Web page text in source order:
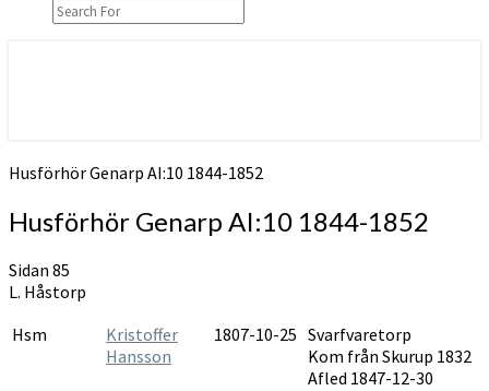
Husförhör Genarp AI:10 1844-1852
Husförhör Genarp AI:10 1844-1852
Sidan 85
L. Håstorp
Hsm
Kristoffer
Hansson
1807-10-25 Svarfvaretorp
Kom från Skurup 1832
Afled 1847-12-30